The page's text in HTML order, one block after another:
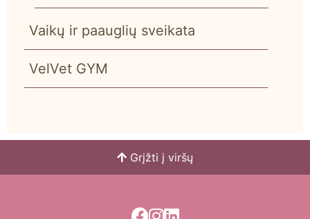
Vaikų ir paauglių sveikata
VelVet GYM
Grįžti į viršų